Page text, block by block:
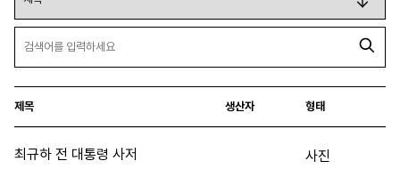
제목 생산자 형태
최규하 전 대통령 사저 사진